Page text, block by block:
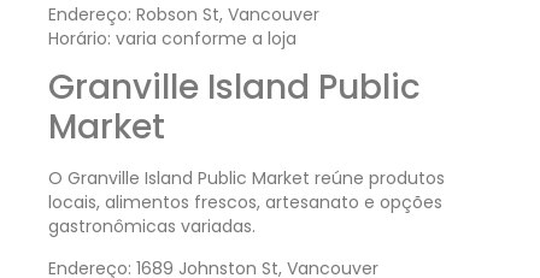
Endereço: Robson St, Vancouver
Horário: varia conforme a loja
Granville Island Public
Market
O Granville Island Public Market reúne produtos
locais, alimentos frescos, artesanato e opções
gastronômicas variadas.
Endereço: 1689 Johnston St, Vancouver